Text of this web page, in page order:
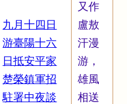
九月十四日
游臺陽十六
日抵安平家
楚榮鎮軍招
駐署中夜談
又作
盧敖
汗漫
游，
雄風
相送